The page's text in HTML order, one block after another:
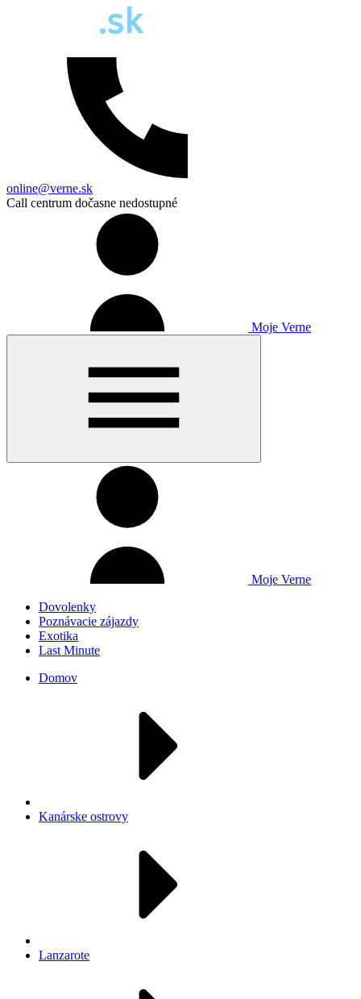
online@verne.sk
Call centrum dočasne nedostupné
Moje Verne
Moje Verne
Dovolenky
Poznávacie zájazdy
Exotika
Last Minute
Domov
Kanárske ostrovy
Lanzarote